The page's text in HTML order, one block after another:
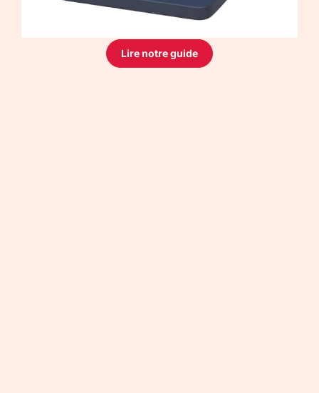
Lire notre guide